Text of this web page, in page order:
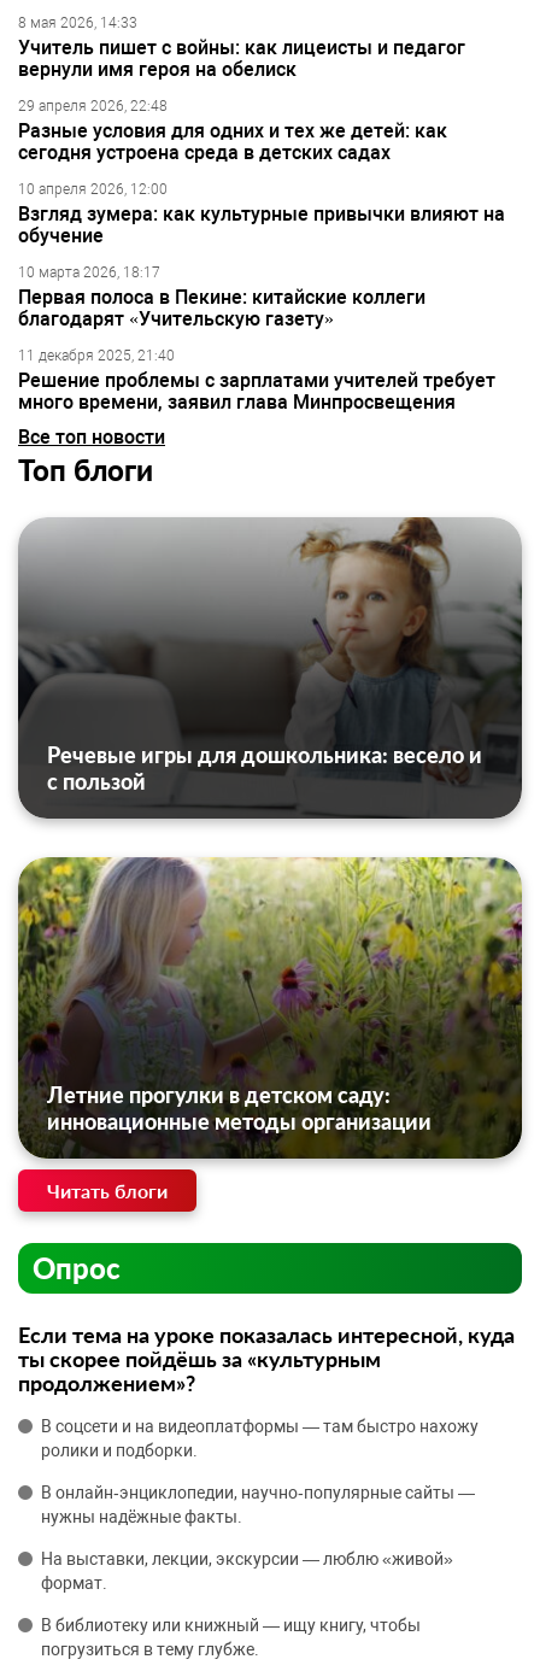
8 мая 2026, 14:33
Учитель пишет с войны: как лицеисты и педагог
вернули имя героя на обелиск
29 апреля 2026, 22:48
Разные условия для одних и тех же детей: как
сегодня устроена среда в детских садах
10 апреля 2026, 12:00
Взгляд зумера: как культурные привычки влияют на
обучение
10 марта 2026, 18:17
Первая полоса в Пекине: китайские коллеги
благодарят «Учительскую газету»
11 декабря 2025, 21:40
Решение проблемы с зарплатами учителей требует
много времени, заявил глава Минпросвещения
Все топ новости
Топ блоги
Речевые игры для дошкольника: весело и
с пользой
Летние прогулки в детском саду:
инновационные методы организации
Читать блоги
Опрос
Если тема на уроке показалась интересной, куда
ты скорее пойдёшь за «культурным
продолжением»?
В соцсети и на видеоплатформы — там быстро нахожу
ролики и подборки.
В онлайн‑энциклопедии, научно‑популярные сайты —
нужны надёжные факты.
На выставки, лекции, экскурсии — люблю «живой»
формат.
В библиотеку или книжный — ищу книгу, чтобы
погрузиться в тему глубже.